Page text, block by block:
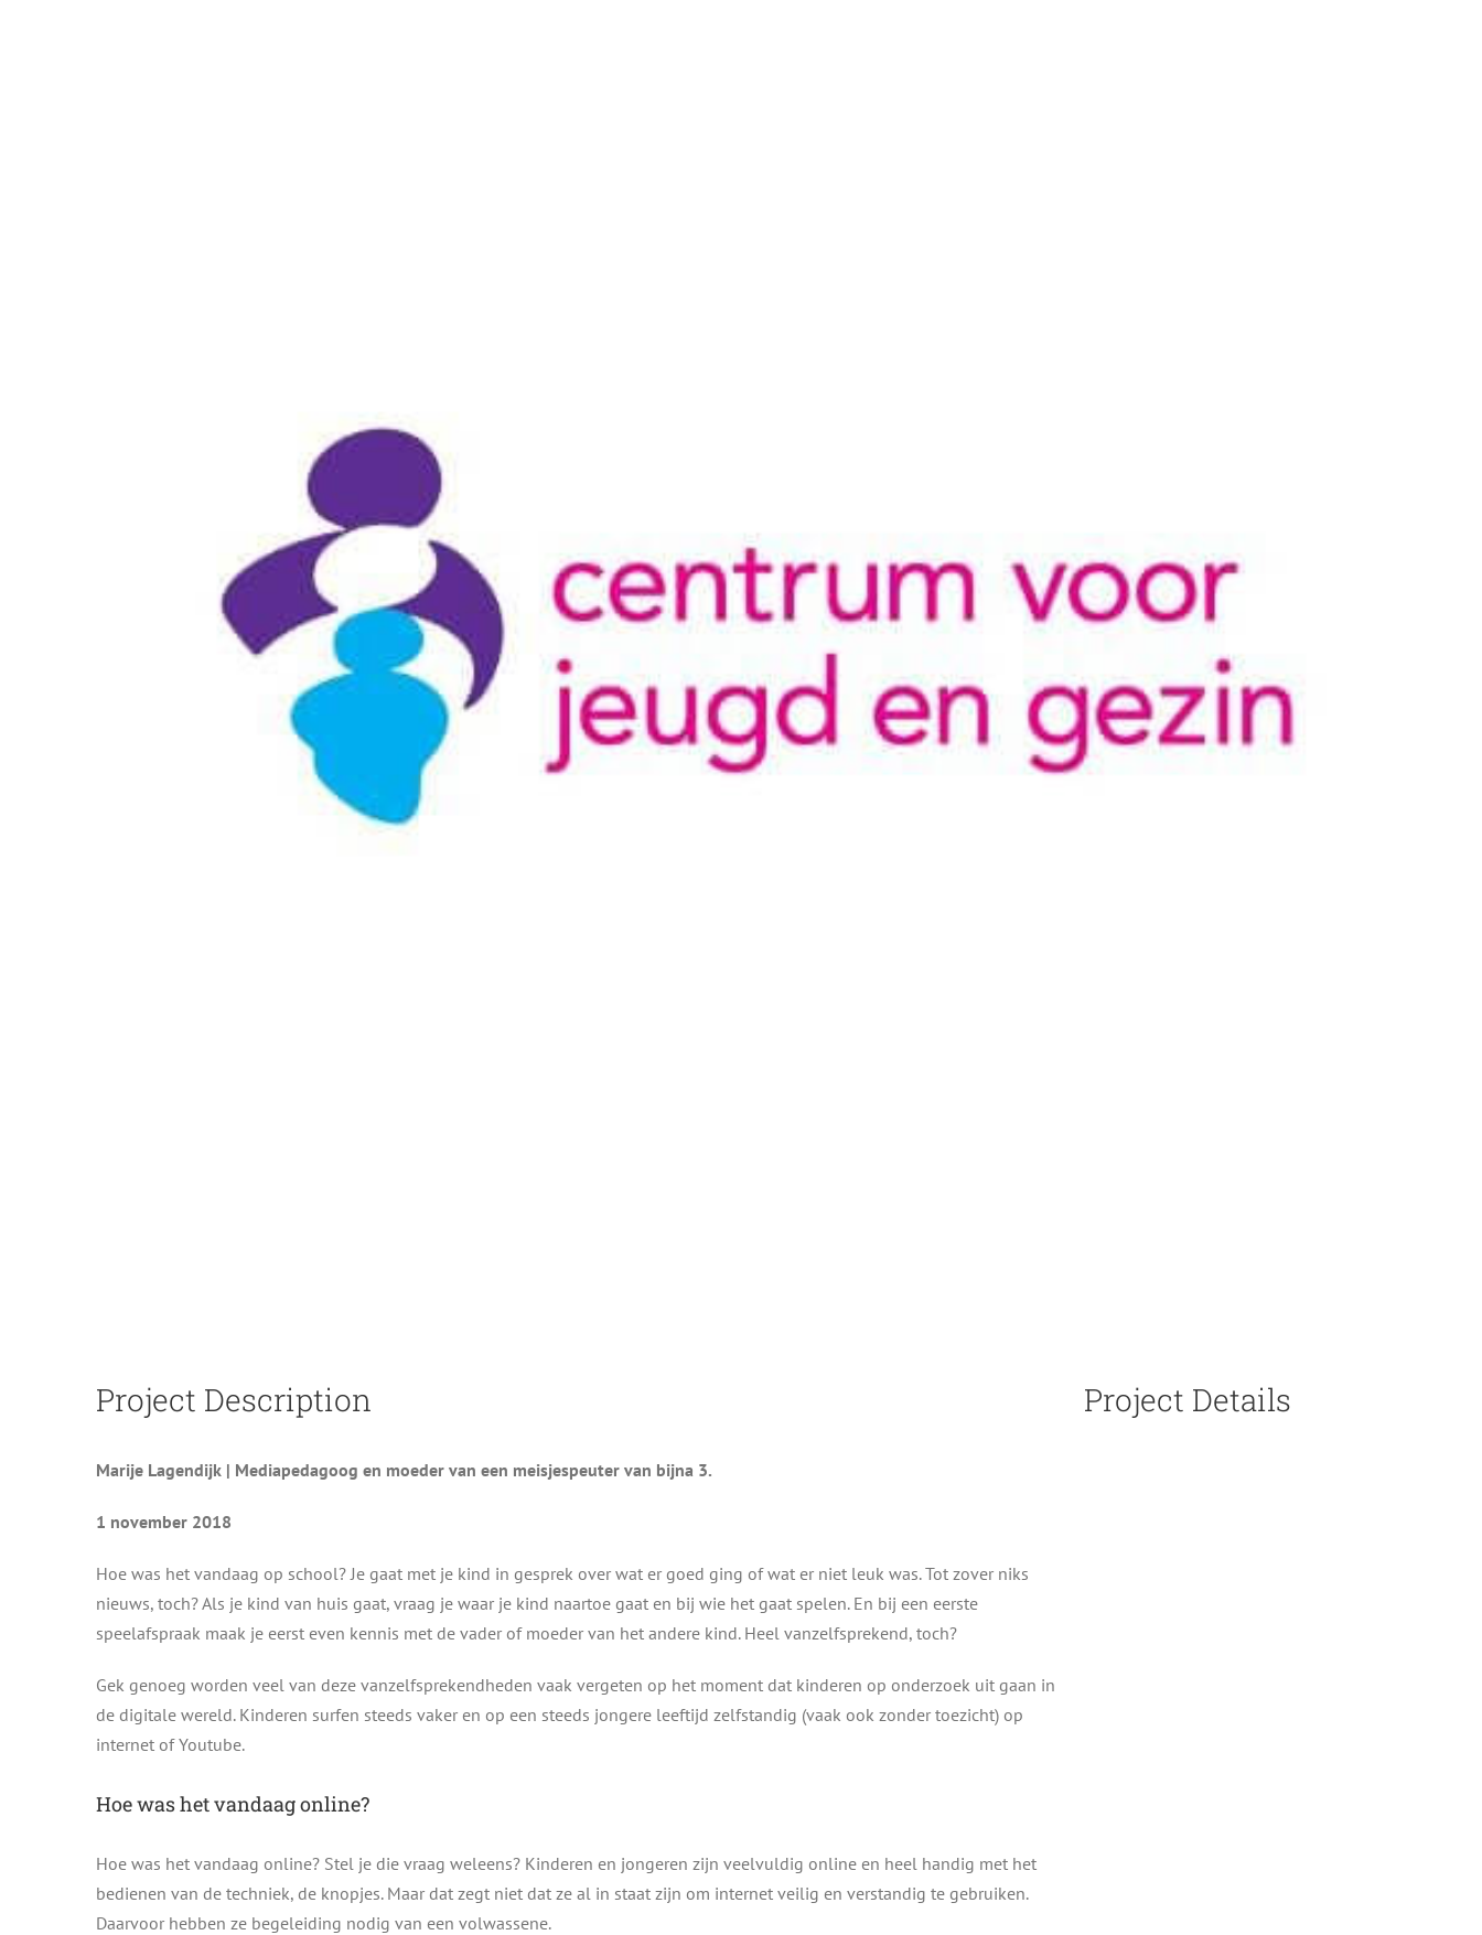
Project Description
Marije Lagendijk | Mediapedagoog en moeder van een meisjespeuter van bijna 3.
1 november 2018
Hoe was het vandaag op school? Je gaat met je kind in gesprek over wat er goed ging of wat er niet leuk was. Tot zover niks
nieuws, toch? Als je kind van huis gaat, vraag je waar je kind naartoe gaat en bij wie het gaat spelen. En bij een eerste
speelafspraak maak je eerst even kennis met de vader of moeder van het andere kind. Heel vanzelfsprekend, toch?
Gek genoeg worden veel van deze vanzelfsprekendheden vaak vergeten op het moment dat kinderen op onderzoek uit gaan in
de digitale wereld. Kinderen surfen steeds vaker en op een steeds jongere leeftijd zelfstandig (vaak ook zonder toezicht) op
internet of Youtube.
Hoe was het vandaag online?
Hoe was het vandaag online? Stel je die vraag weleens? Kinderen en jongeren zijn veelvuldig online en heel handig met het
bedienen van de techniek, de knopjes. Maar dat zegt niet dat ze al in staat zijn om internet veilig en verstandig te gebruiken.
Daarvoor hebben ze begeleiding nodig van een volwassene.
Project Details